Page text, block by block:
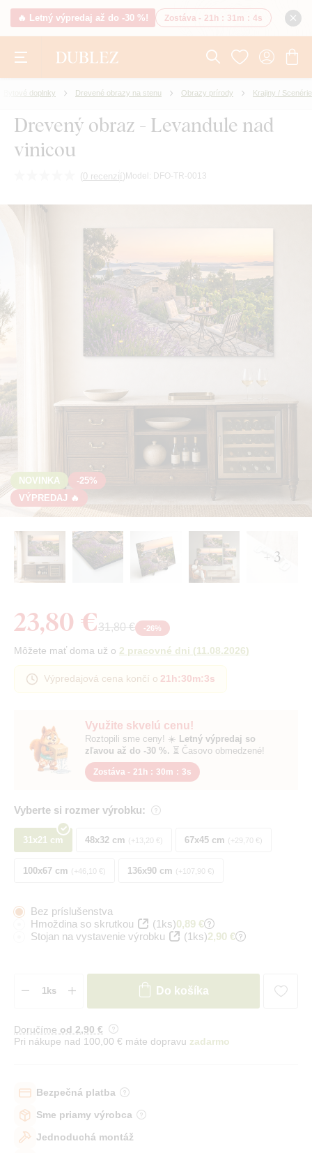
🔥 Letný výpredaj až do -30 %! Zostáva - 21h : 31m : 3s
Bytové doplnky Drevené obrazy na stenu Obrazy prírody Krajiny / Scenérie
Drevený obraz - Levandule nad
vinicou
(0 recenzií) Model: DFO-TR-0013
NOVINKA
-25%
VÝPREDAJ 🔥
+ 3
Využite skvelú cenu!
Roztopili sme ceny! ☀️ Letný výpredaj so
zľavou až do -30 %. ⏳ Časovo obmedzené!
Zostáva - 21h : 30m : 3s
Vyberte si rozmer výrobku:
31x21 cm 48x32 cm +13,20 € 67x45 cm +29,70 €
100x67 cm +46,10 € 136x90 cm +107,90 €
23,80 €31,80 € -26%
Môžete mať doma už o 2 pracovné dni (11.08.2026)
Výpredajová cena končí o 21h:30m:3s
Bez príslušenstva
Hmoždina so skrutkou
(1ks)0,89 €
Stojan na vystavenie výrobku
(1ks)2,90 €
Do košíka
Doručíme od 2,90 €
Pri nákupe nad 100,00 € máte dopravu zadarmo
Bezpečná platba
Sme priamy výrobca
Jednoduchá montáž